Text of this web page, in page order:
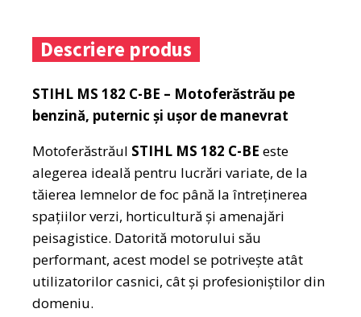
Descriere produs
STIHL MS 182 C-BE – Motoferăstrău pe
benzină, puternic și ușor de manevrat
Motoferăstrăul STIHL MS 182 C-BE este
alegerea ideală pentru lucrări variate, de la
tăierea lemnelor de foc până la întreținerea
spațiilor verzi, horticultură și amenajări
peisagistice. Datorită motorului său
performant, acest model se potrivește atât
utilizatorilor casnici, cât și profesioniștilor din
domeniu.